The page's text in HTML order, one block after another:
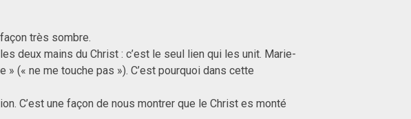
très sombre.
deux mains du Christ : c’est le seul lien qui les unit. Marie-
(« ne me touche pas »). C’est pourquoi dans cette
C’est une façon de nous montrer que le Christ es monté